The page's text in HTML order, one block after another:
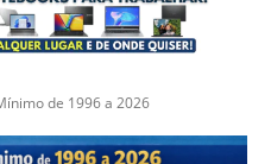
de 1996 a 2026